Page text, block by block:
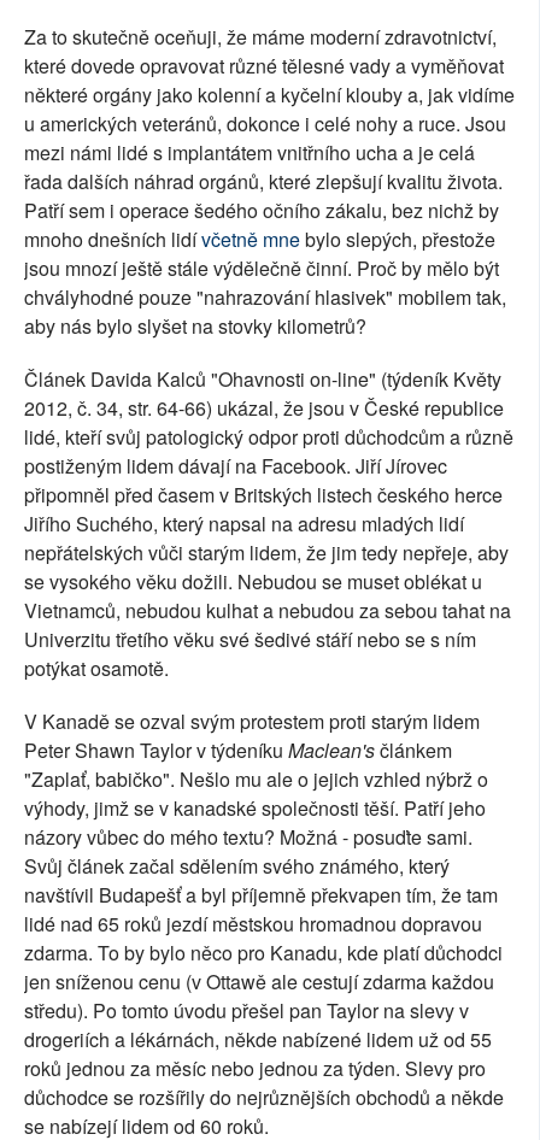
Za to skutečně oceňuji, že máme moderní zdravotnictví,
které dovede opravovat různé tělesné vady a vyměňovat
některé orgány jako kolenní a kyčelní klouby a, jak vidíme
u amerických veteránů, dokonce i celé nohy a ruce. Jsou
mezi námi lidé s implantátem vnitřního ucha a je celá
řada dalších náhrad orgánů, které zlepšují kvalitu života.
Patří sem i operace šedého očního zákalu, bez nichž by
mnoho dnešních lidívčetně mnebylo slepých, přestože
jsou mnozí ještě stále výdělečně činní. Proč by mělo být
chvályhodné pouze "nahrazování hlasivek" mobilem tak,
aby nás bylo slyšet na stovky kilometrů?
Článek Davida Kalců "Ohavnosti on-line" (týdeník Květy
2012, č. 34, str. 64-66) ukázal, že jsou v České republice
lidé, kteří svůj patologický odpor proti důchodcům a různě
postiženým lidem dávají na Facebook. Jiří Jírovec
připomněl před časem v Britských listech českého herce
Jiřího Suchého, který napsal na adresu mladých lidí
nepřátelských vůči starým lidem, že jim tedy nepřeje, aby
se vysokého věku dožili. Nebudou se muset oblékat u
Vietnamců, nebudou kulhat a nebudou za sebou tahat na
Univerzitu třetího věku své šedivé stáří nebo se s ním
potýkat osamotě.
V Kanadě se ozval svým protestem proti starým lidem
Peter Shawn Taylor v týdeníku Maclean'sčlánkem
"Zaplať, babičko". Nešlo mu ale o jejich vzhled nýbrž o
výhody, jimž se v kanadské společnosti těší. Patří jeho
názory vůbec do mého textu? Možná - posuďte sami.
Svůj článek začal sdělením svého známého, který
navštívil Budapešť a byl příjemně překvapen tím, že tam
lidé nad 65 roků jezdí městskou hromadnou dopravou
zdarma. To by bylo něco pro Kanadu, kde platí důchodci
jen sníženou cenu (v Ottawě ale cestují zdarma každou
středu). Po tomto úvodu přešel pan Taylor na slevy v
drogeriích a lékárnách, někde nabízené lidem už od 55
roků jednou za měsíc nebo jednou za týden. Slevy pro
důchodce se rozšířily do nejrůznějších obchodů a někde
se nabízejí lidem od 60 roků.